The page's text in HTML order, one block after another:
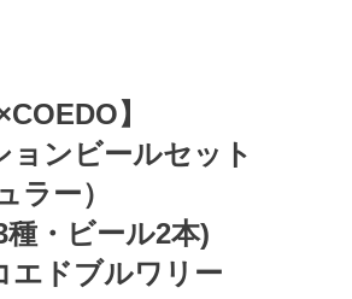
】
ョンビールセット
ラー）
・ビール2本)
ドブルワリー